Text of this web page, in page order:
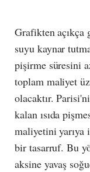
Grafikten açıkça
suyu kaynar
pişirme süresini
toplam maliyet
olacaktır.
kalan ısıda
maliyetini
bir tasarruf. Bu
aksine yavaş